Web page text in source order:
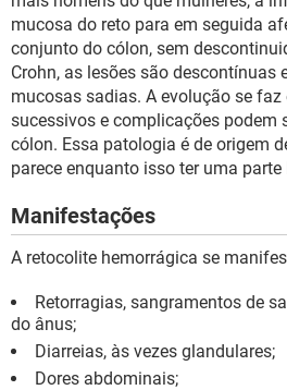
mucosa do reto para em seguida
conjunto do cólon, sem
Crohn, as lesões são descontínuas
mucosas sadias. A evolução se
sucessivos e complicações podem
cólon. Essa patologia é de origem
parece enquanto isso ter uma parte
Manifestações
A retocolite hemorrágica se
Retorragias, sangramentos de
do ânus;
Diarreias, às vezes glandulares;
Dores abdominais;